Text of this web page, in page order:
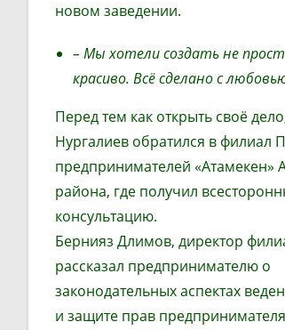
новом заведении.
– Мы хотели создать не
красиво. Всё сделано с
Перед тем как открыть своё
Нургалиев обратился в филиал
предпринимателей «Атамекен»
района, где получил
консультацию.
Бернияз Длимов, директор
рассказал предпринимателю о
законодательных аспектах
и защите прав